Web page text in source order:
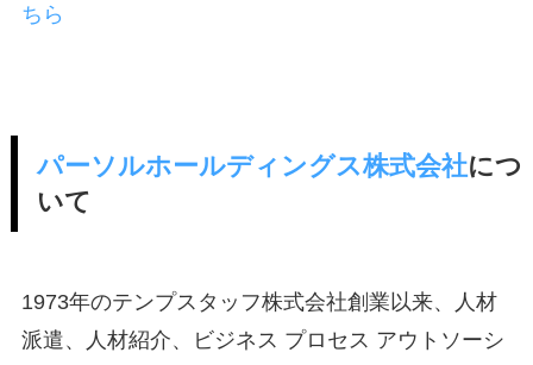
ちら
パーソルホールディングス株式会社につ
いて
1973年のテンプスタッフ株式会社創業以来、人材
派遣、人材紹介、ビジネス プロセス アウトソーシ